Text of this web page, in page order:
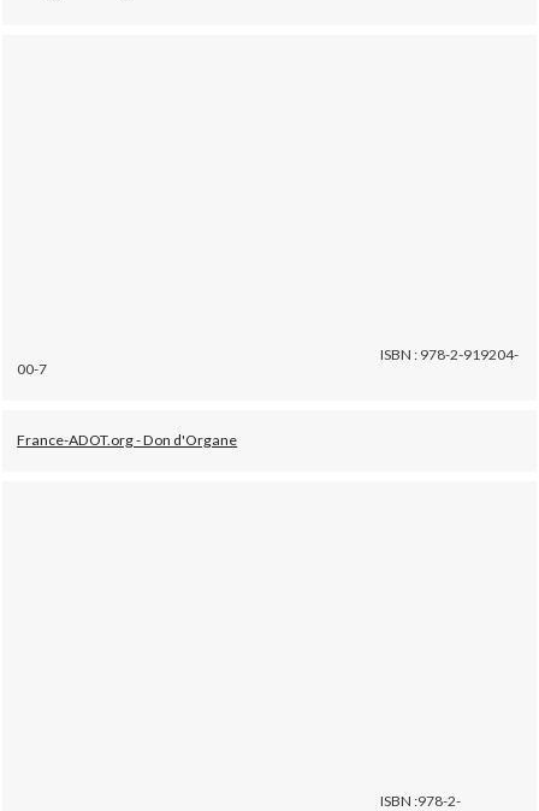
ISBN : 978-2-919204-
00-7
France-ADOT.org - Don d'Organe
ISBN :978-2-